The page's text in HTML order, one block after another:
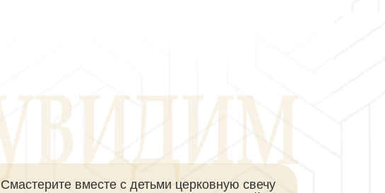
Смастерите вместе с детьми церковную свечу